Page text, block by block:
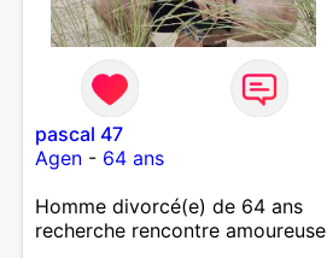
pascal 47
Agen- 64 ans
Homme divorcé(e) de 64 ans
recherche rencontre amoureuse